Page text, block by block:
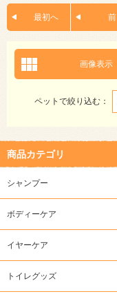
最初へ 前
画像表示
ペットで絞り込む：
商品カテゴリ
シャンプー
ボディーケア
イヤーケア
トイレグッズ